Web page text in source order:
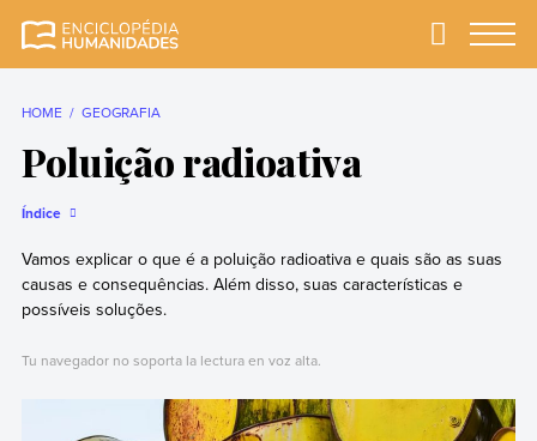
completa e mais
Primary
HOME GEOGRAFIA
Poluição radioativa
Índice
Vamos explicar o que é a poluição radioativa e quais são as suas
causas e consequências. Além disso, suas características e
possíveis soluções.
Tu navegador no soporta la lectura en voz alta.